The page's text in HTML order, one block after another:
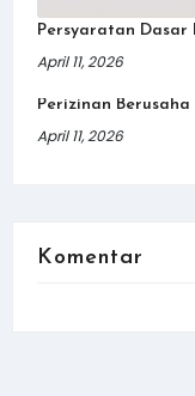
Persyaratan Dasar
April 11, 2026
Perizinan
April 11, 2026
Komentar